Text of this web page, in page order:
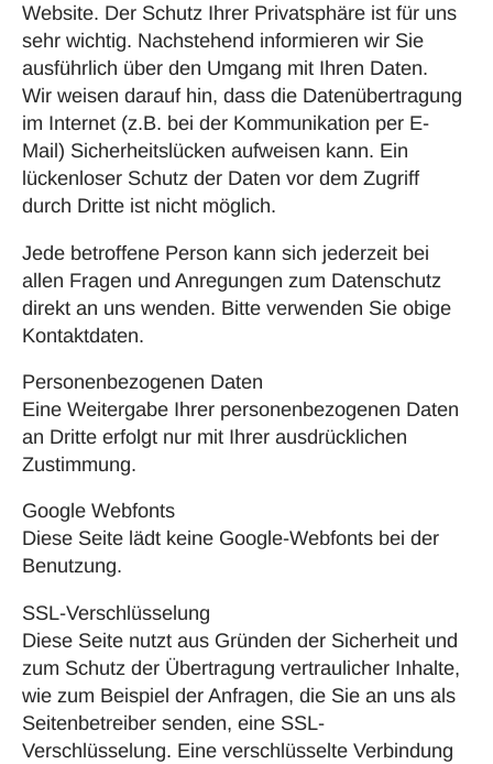
Website. Der Schutz Ihrer Privatsphäre ist für uns
sehr wichtig. Nachstehend informieren wir Sie
ausführlich über den Umgang mit Ihren Daten.
Wir weisen darauf hin, dass die Datenübertragung
im Internet (z.B. bei der Kommunikation per E-
Mail) Sicherheitslücken aufweisen kann. Ein
lückenloser Schutz der Daten vor dem Zugriff
durch Dritte ist nicht möglich.
Jede betroffene Person kann sich jederzeit bei
allen Fragen und Anregungen zum Datenschutz
direkt an uns wenden. Bitte verwenden Sie obige
Kontaktdaten.
Personenbezogenen Daten
Eine Weitergabe Ihrer personenbezogenen Daten
an Dritte erfolgt nur mit Ihrer ausdrücklichen
Zustimmung.
Google Webfonts
Diese Seite lädt keine Google-Webfonts bei der
Benutzung.
SSL-Verschlüsselung
Diese Seite nutzt aus Gründen der Sicherheit und
zum Schutz der Übertragung vertraulicher Inhalte,
wie zum Beispiel der Anfragen, die Sie an uns als
Seitenbetreiber senden, eine SSL-
Verschlüsselung. Eine verschlüsselte Verbindung